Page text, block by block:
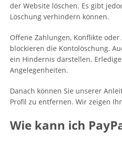
der Website löschen. Es gibt
Löschung verhindern können.
Offene Zahlungen, Konflikte
blockieren die Kontolöschung.
ein Hindernis darstellen.
Angelegenheiten.
Danach können Sie unserer
Profil zu entfernen. Wir zeigen
Wie kann ich